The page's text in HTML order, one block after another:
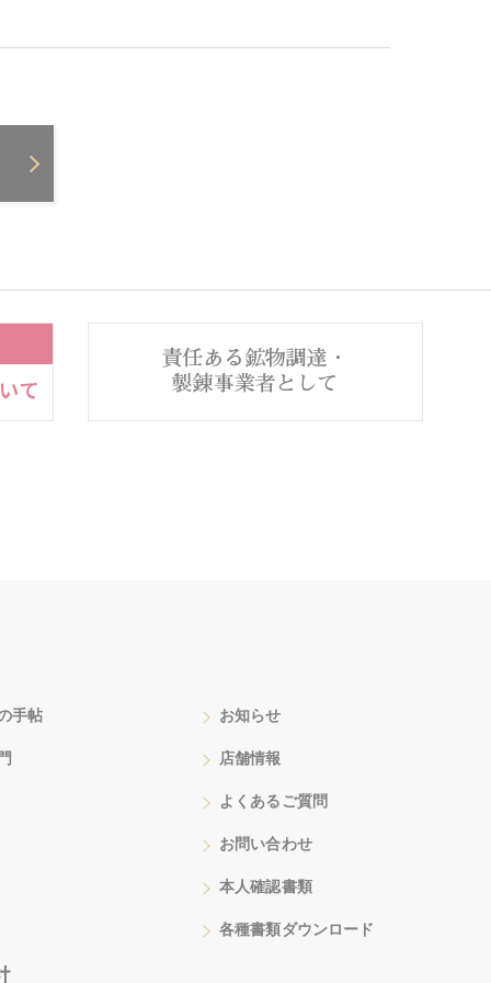
手帖 お知らせ
店舗情報
よくあるご質問
お問い合わせ
本人確認書類
各種書類ダウンロード